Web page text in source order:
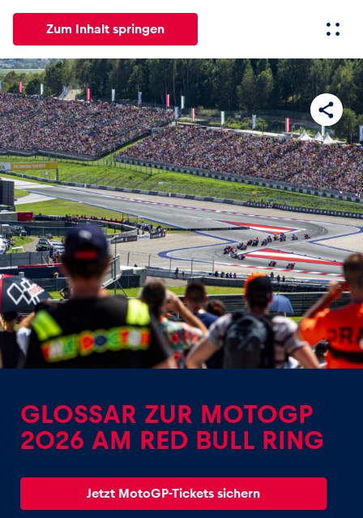
Zum Inhalt springen
Alle News Events Erlebnisse Seiten
News
Alle anzeigen
Events
Alle anzeigen
Erlebnisse
Alle anzeigen
GLOSSAR ZUR MOTOGP
2026 AM RED BULL RING
Jetzt MotoGP-Tickets sichern